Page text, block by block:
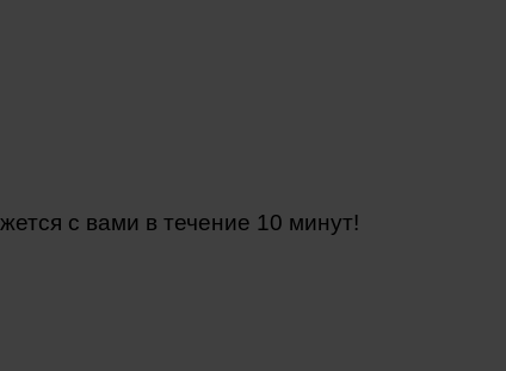
с вами в течение 10 минут!